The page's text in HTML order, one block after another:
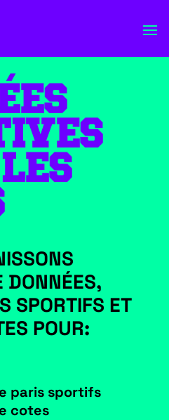
DONNÉES,
SPORTIFS ET
POUR:
paris sportifs
cotes